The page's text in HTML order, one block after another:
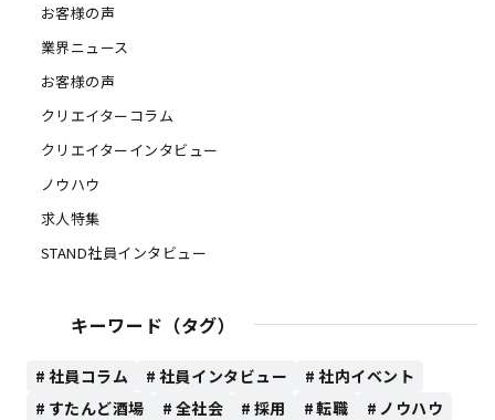
お客様の声
業界ニュース
お客様の声
クリエイターコラム
クリエイターインタビュー
ノウハウ
求人特集
STAND社員インタビュー
キーワード（タグ）
社員コラム 社員インタビュー
社内イベント
すたんど酒場
全社会 採用 転職
ノウハウ